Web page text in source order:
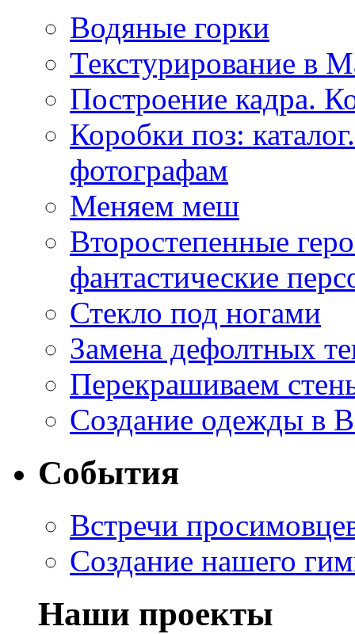
Водяные горки
Текстурирование в
Построение кадра.
Коробки поз:
фотографам
Меняем меш
Второстепенные
фантастические
Стекло под ногами
Замена дефолтных
Перекрашиваем
Создание одежды в
События
Встречи
Создание нашего
Наши проекты